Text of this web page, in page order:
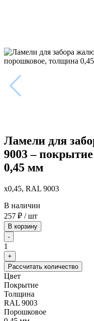
Ламели для
9003 –
0,45 мм
x0,45, RAL 9003
В наличии
257 ₽ / шт
В корзину
-
1
+
Рассчитать количество
Цвет
Покрытие
Толщина
RAL 9003
Порошковое